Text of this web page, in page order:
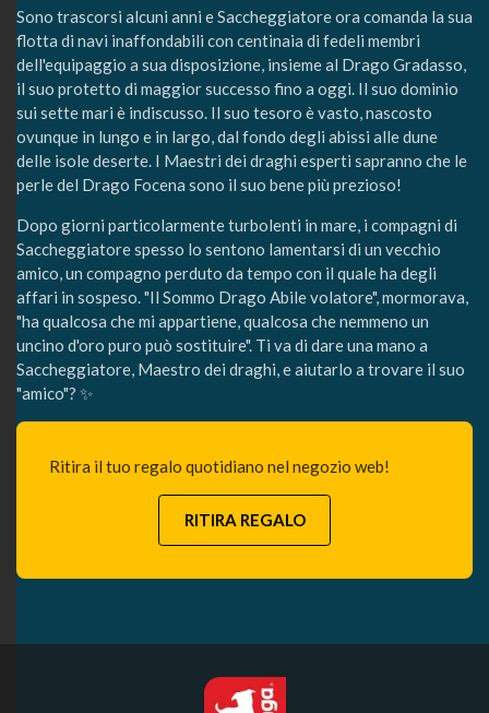
Sono trascorsi alcuni anni e Saccheggiatore ora comanda la sua
flotta di navi inaffondabili con centinaia di fedeli membri
dell'equipaggio a sua disposizione, insieme al Drago Gradasso,
il suo protetto di maggior successo fino a oggi. Il suo dominio
sui sette mari è indiscusso. Il suo tesoro è vasto, nascosto
ovunque in lungo e in largo, dal fondo degli abissi alle dune
delle isole deserte. I Maestri dei draghi esperti sapranno che le
perle del Drago Focena sono il suo bene più prezioso!
Dopo giorni particolarmente turbolenti in mare, i compagni di
Saccheggiatore spesso lo sentono lamentarsi di un vecchio
amico, un compagno perduto da tempo con il quale ha degli
affari in sospeso. "Il Sommo Drago Abile volatore", mormorava,
"ha qualcosa che mi appartiene, qualcosa che nemmeno un
uncino d'oro puro può sostituire". Ti va di dare una mano a
Saccheggiatore, Maestro dei draghi, e aiutarlo a trovare il suo
"amico"? ✨
Ritira il tuo regalo quotidiano nel negozio web!
RITIRA REGALO